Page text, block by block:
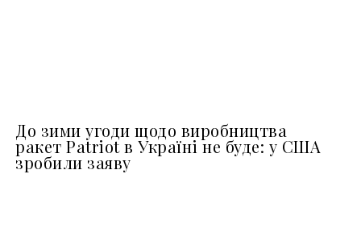
До зими угоди щодо виробництва
ракет Patriot в Україні не буде: у США
зробили заяву